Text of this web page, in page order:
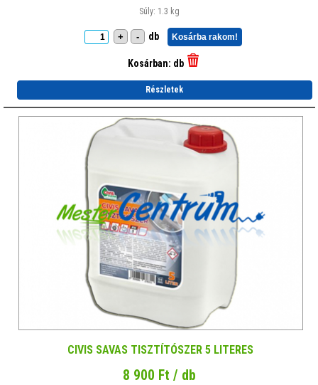
Súly: 1.3 kg
+ - db Kosárba rakom!
Kosárban: db
Részletek
CIVIS SAVAS TISZTÍTÓSZER 5 LITERES
8 900 Ft / db